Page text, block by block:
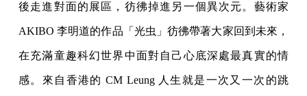
後走進對面的展區，彷彿掉進另一個異次元。藝術家
AKIBO 李明道的作品「光虫」彷彿帶著大家回到未來，
在充滿童趣科幻世界中面對自己心底深處最真實的情
感。來自香港的 CM Leung 人生就是一次又一次的跳